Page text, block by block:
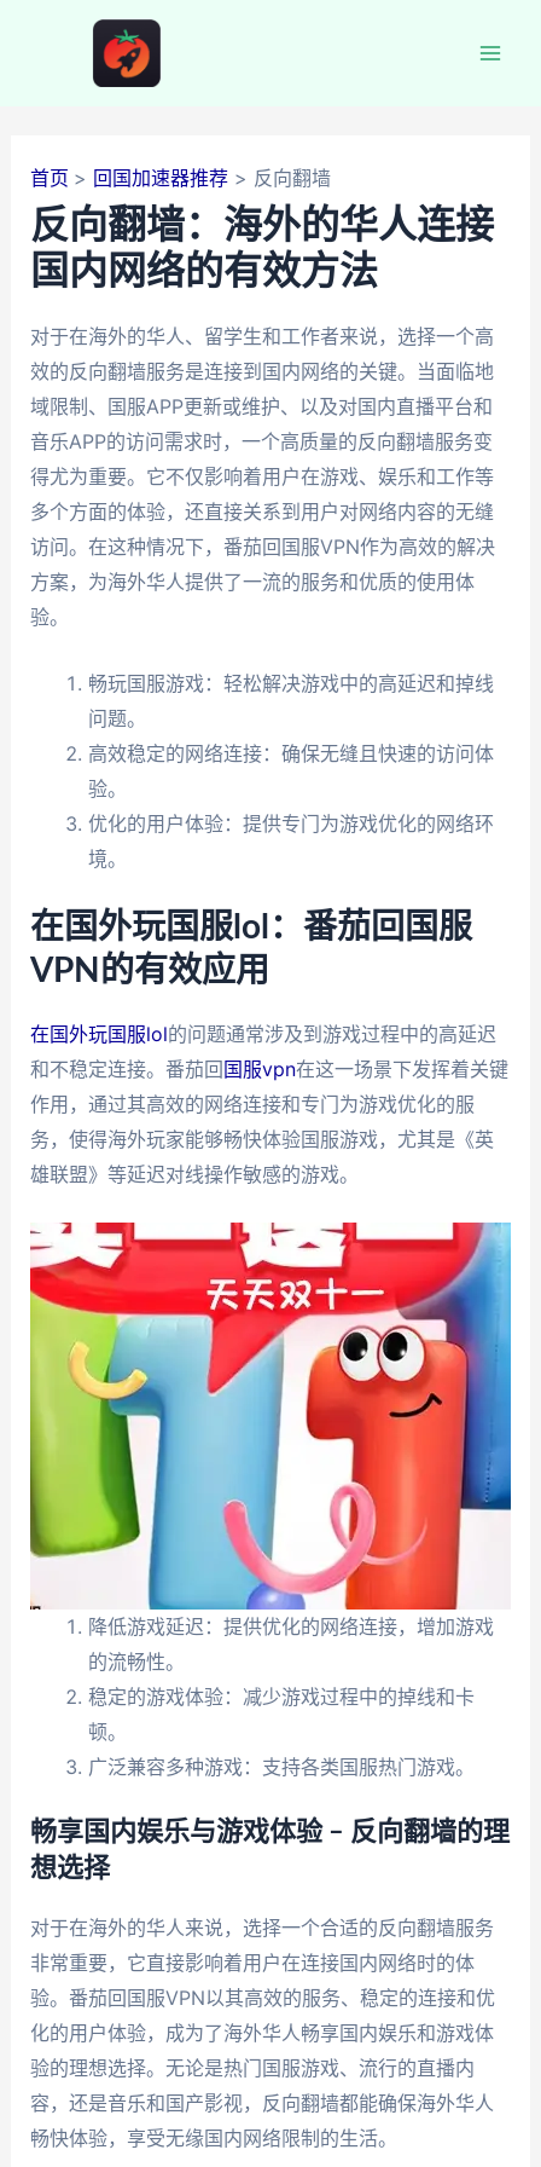
首页 回国加速器推荐 反向翻墙
反向翻墙：海外的华人连接
国内网络的有效方法
对于在海外的华人、留学生和工作者来说，选择一个高
效的反向翻墙服务是连接到国内网络的关键。当面临地
域限制、国服APP更新或维护、以及对国内直播平台和
音乐APP的访问需求时，一个高质量的反向翻墙服务变
得尤为重要。它不仅影响着用户在游戏、娱乐和工作等
多个方面的体验，还直接关系到用户对网络内容的无缝
访问。在这种情况下，番茄回国服VPN作为高效的解决
方案，为海外华人提供了一流的服务和优质的使用体
验。
畅玩国服游戏：轻松解决游戏中的高延迟和掉线
问题。
高效稳定的网络连接：确保无缝且快速的访问体
验。
优化的用户体验：提供专门为游戏优化的网络环
境。
在国外玩国服lol：番茄回国服
VPN的有效应用
在国外玩国服lol的问题通常涉及到游戏过程中的高延迟
和不稳定连接。番茄回国服vpn在这一场景下发挥着关键
作用，通过其高效的网络连接和专门为游戏优化的服
务，使得海外玩家能够畅快体验国服游戏，尤其是《英
雄联盟》等延迟对线操作敏感的游戏。
降低游戏延迟：提供优化的网络连接，增加游戏
的流畅性。
稳定的游戏体验：减少游戏过程中的掉线和卡
顿。
广泛兼容多种游戏：支持各类国服热门游戏。
畅享国内娱乐与游戏体验 – 反向翻墙的理
想选择
对于在海外的华人来说，选择一个合适的反向翻墙服务
非常重要，它直接影响着用户在连接国内网络时的体
验。番茄回国服VPN以其高效的服务、稳定的连接和优
化的用户体验，成为了海外华人畅享国内娱乐和游戏体
验的理想选择。无论是热门国服游戏、流行的直播内
容，还是音乐和国产影视，反向翻墙都能确保海外华人
畅快体验，享受无缘国内网络限制的生活。